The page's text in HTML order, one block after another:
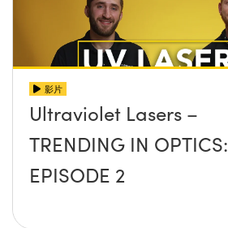
影片
Ultraviolet Lasers –
TRENDING IN OPTICS:
EPISODE 2